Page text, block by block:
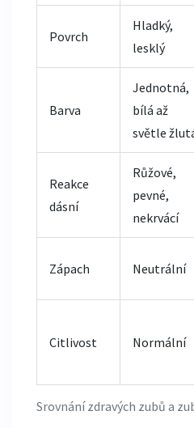
Srovnání zdravých zubů a
Povrch
Hladký,
lesklý
Barva
Jednotná,
bílá až
světle
Reakce
dásní
Růžové,
pevné,
nekrvácí
Zápach Neutrální
Citlivost Normální